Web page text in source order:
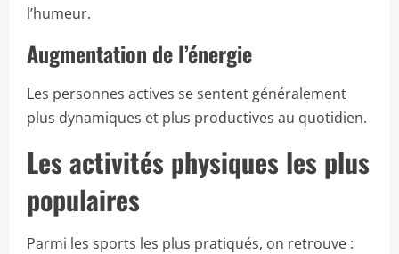
l’humeur.
Augmentation de l’énergie
Les personnes actives se sentent généralement
plus dynamiques et plus productives au quotidien.
Les activités physiques les plus
populaires
Parmi les sports les plus pratiqués, on retrouve :